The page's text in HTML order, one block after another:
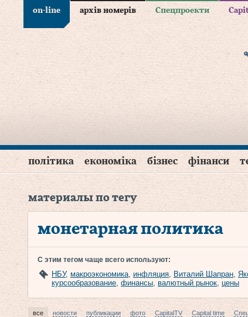
on-line архів номерів Спецпроекти
політика економіка бізнес фінанси
материалы по тегу
монетарная политика
С этим тегом чаще всего используют:
НБУ, макроэкономика, инфляция, Виталий Шапран,
курсообразование, финансы, валютный рынок, цены
все новости публикации фото CapitalTV Capital time